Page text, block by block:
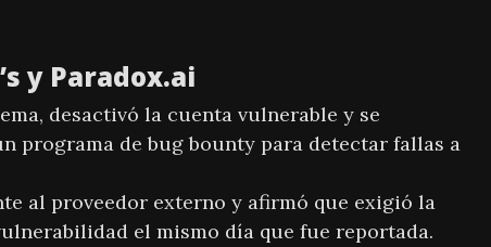
y Paradox.ai
desactivó la cuenta vulnerable y se
programa de bug bounty para detectar fallas a
al proveedor externo y afirmó que exigió la
el mismo día que fue reportada.